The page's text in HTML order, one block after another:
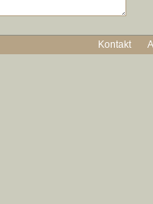
Kontakt